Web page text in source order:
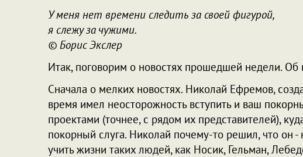
У меня нет времени следить за своей фигурой,
я слежу за чужими.
© Борис Экслер
Итак, поговорим о новостях прошедшей недели. Об
Сначала о мелких новостях. Николай Ефремов,
время имел неосторожность вступить и ваш
проектами (точнее, с рядом их представителей),
покорный слуга. Николай почему-то решил, что он -
учить жизни таких людей, как Носик, Гельман,